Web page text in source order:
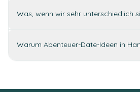
Was, wenn wir sehr unterschiedlich
Warum Abenteuer-Date-Ideen in